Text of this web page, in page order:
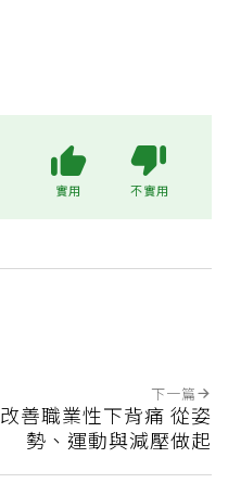
實用 不實用
下一篇
改善職業性下背痛 從姿
勢、運動與減壓做起